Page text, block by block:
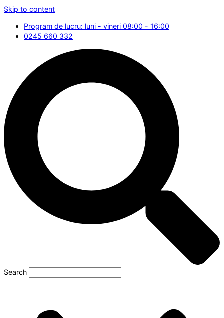
Skip to content
Program de lucru: luni - vineri 08:00 - 16:00
0245 660 332
Search